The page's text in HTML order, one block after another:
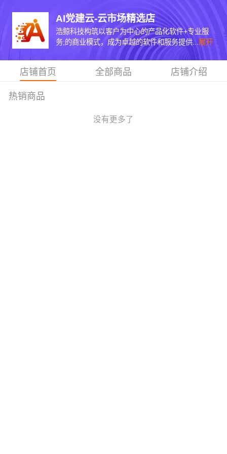
AI党建云-云市场精选店
浩鲸科技构筑以客户为中心的产品化软件+专业服
务;的商业模式，成为卓越的软件和服务提供... 展开
店铺首页 全部商品 店铺介绍
热销商品
没有更多了